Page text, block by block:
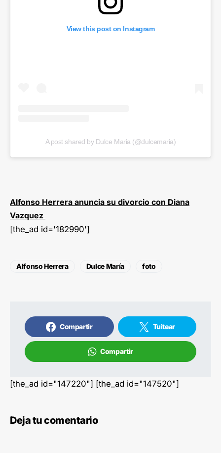
View this post on Instagram
A post shared by Dulce Maria (@dulcemaria)
Alfonso Herrera anuncia su divorcio con Diana
Vazquez
[the_ad id='182990']
Alfonso Herrera Dulce María foto
Compartir Tuitear
Compartir
[the_ad id="147220"] [the_ad id="147520"]
Deja tu comentario